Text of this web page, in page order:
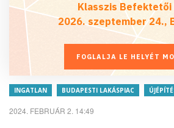
Klasszis Befektetői
2026. szeptember 24.,
FOGLALJA LE HELYÉT
INGATLAN BUDAPESTI LAKÁSPIAC
2024. FEBRUÁR 2. 14:49